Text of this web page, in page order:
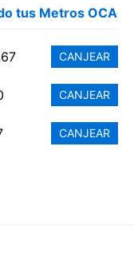
tus Metros OCA
CANJEAR
CANJEAR
CANJEAR